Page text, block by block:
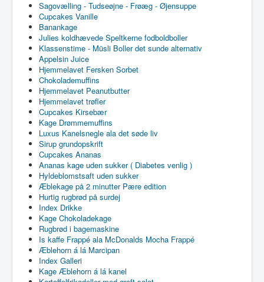
Sagovælling - Tudseøjne - Frøæg - Øjensuppe
Cupcakes Vanille
Banankage
Julies koldhævede Speltkerne fodboldboller
Klassenstime - Müsli Boller det sunde alternativ
Appelsin Juice
Hjemmelavet Fersken Sorbet
Chokolademuffins
Hjemmelavet Peanutbutter
Hjemmelavet trøfler
Cupcakes Kirsebær
Kage Drømmemuffins
Luxus Kanelsnegle ala det søde liv
Sirup grundopskrift
Cupcakes Ananas
Ananas kage uden sukker ( Diabetes venlig )
Hyldeblomstsaft uden sukker
Æblekage på 2 minutter Pære edition
Hurtig rugbrød på surdej
Index Drikke
Kage Chokoladekage
Rugbrød i bagemaskine
Is kaffe Frappé ala McDonalds Mocha Frappé
Æblehorn á lá Marcipan
Index Galleri
Kage Æblehorn á lá kanel